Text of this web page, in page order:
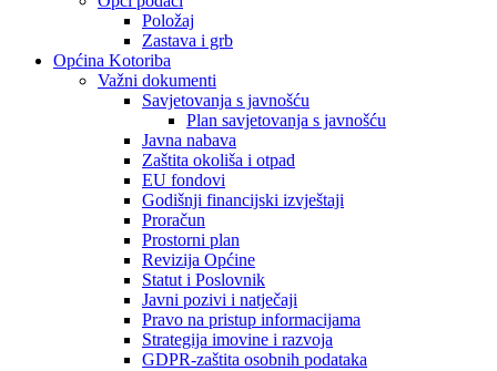
Položaj
Zastava i grb
Općina Kotoriba
Važni dokumenti
Savjetovanja s javnošću
Plan savjetovanja s javnošću
Javna nabava
Zaštita okoliša i otpad
EU fondovi
Godišnji financijski izvještaji
Proračun
Prostorni plan
Revizija Općine
Statut i Poslovnik
Javni pozivi i natječaji
Pravo na pristup informacijama
Strategija imovine i razvoja
GDPR-zaštita osobnih podataka